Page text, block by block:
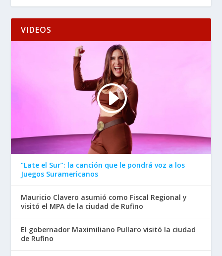
VIDEOS
“Late el Sur”: la canción que le pondrá voz a los
Juegos Suramericanos
Mauricio Clavero asumió como Fiscal Regional y
visitó el MPA de la ciudad de Rufino
El gobernador Maximiliano Pullaro visitó la ciudad
de Rufino